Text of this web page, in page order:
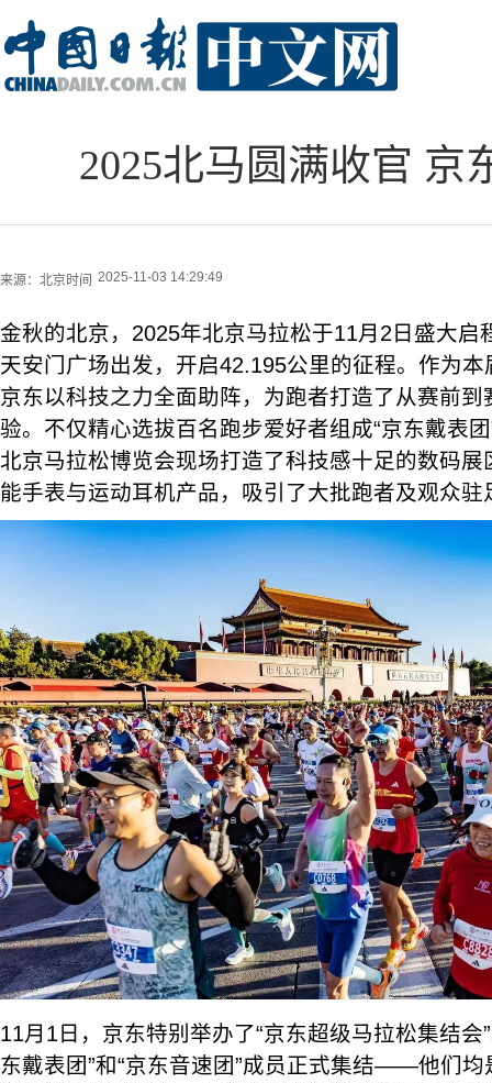
2025北马圆满收官 京
来源： 北京时间 2025-11-03 14:29:49
金秋的北京，2025年北京马拉松于11月2日盛大启
天安门广场出发，开启42.195公里的征程。作为
京东以科技之力全面助阵，为跑者打造了从赛前
验。不仅精心选拔百名跑步爱好者组成“京东戴表
北京马拉松博览会现场打造了科技感十足的数码
能手表与运动耳机产品，吸引了大批跑者及观众驻
11月1日，京东特别举办了“京东超级马拉松集结会
东戴表团”和“京东音速团”成员正式集结——他们